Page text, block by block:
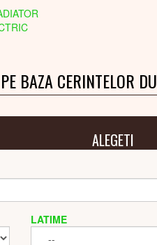
BAZA CERINTELOR
ALEGETI
LATIME